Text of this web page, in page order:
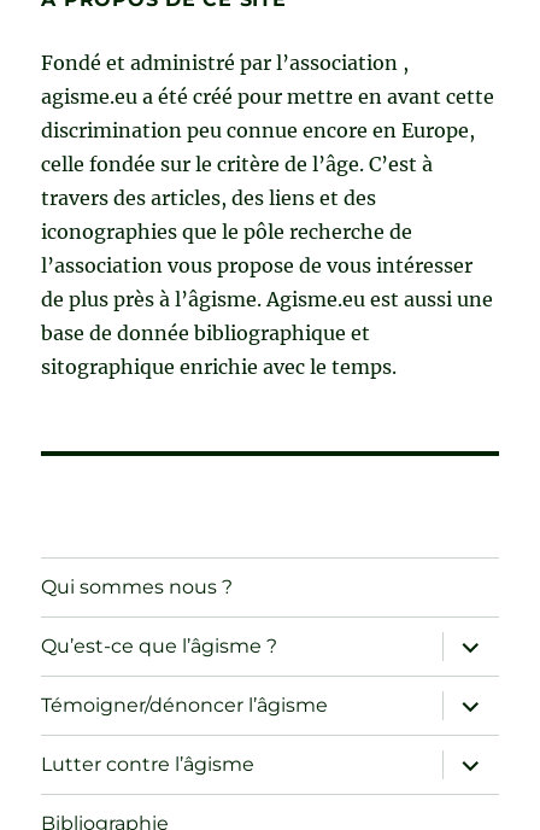
Fondé et administré par l’association ,
agisme.eu a été créé pour mettre en avant cette
discrimination peu connue encore en Europe,
celle fondée sur le critère de l’âge. C’est à
travers des articles, des liens et des
iconographies que le pôle recherche de
l’association vous propose de vous intéresser
de plus près à l’âgisme. Agisme.eu est aussi une
base de donnée bibliographique et
sitographique enrichie avec le temps.
Qui sommes nous ?
Qu’est-ce que l’âgisme ?
ouvrir
le
sous-
menu
Témoigner/dénoncer l’âgisme
ouvrir
le
sous-
menu
Lutter contre l’âgisme
ouvrir
le
sous-
Bibliographie